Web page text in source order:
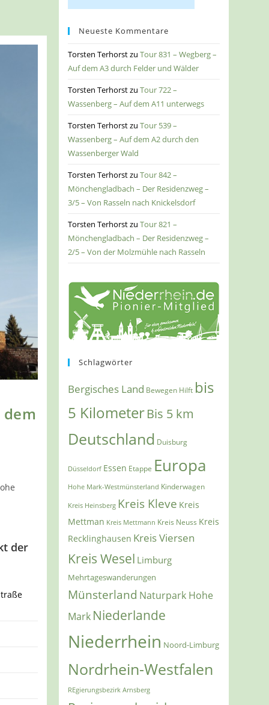
der
Neueste Kommentare
Torsten TerhorstzuTour 831 – Wegberg –
Auf dem A3 durch Felder und Wälder
Torsten TerhorstzuTour 722 –
Wassenberg – Auf dem A11 unterwegs
Torsten TerhorstzuTour 539 –
Wassenberg – Auf dem A2 durch den
Wassenberger Wald
Torsten TerhorstzuTour 842 –
Mönchengladbach – Der Residenzweg –
3/5 – Von Rasseln nach Knickelsdorf
Torsten TerhorstzuTour 821 –
Mönchengladbach – Der Residenzweg –
2/5 – Von der Molzmühle nach Rasseln
Schlagwörter
Bergisches Land Bewegen Hilft bis
5 KilometerBis 5 km
Deutschland Duisburg
Düsseldorf Essen Etappe Europa
Hohe Mark-Westmünsterland Kinderwagen
Kreis Heinsberg Kreis Kleve Kreis
Mettman Kreis Mettmann Kreis Neuss Kreis
Recklinghausen Kreis Viersen
Kreis Wesel Limburg
Mehrtageswanderungen
Münsterland Naturpark Hohe
Mark Niederlande
Niederrhein Noord-Limburg
Nordrhein-Westfalen
REgierungsbezirk Arnsberg